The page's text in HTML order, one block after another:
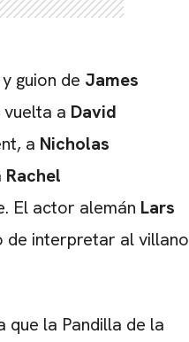
guion de James
a David
a Nicholas
Rachel
El actor alemán Lars
de interpretar al villano
que la Pandilla de la